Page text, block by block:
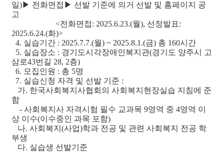
일)▶ 전화면접▶ 선발 기준에 의거 선발 및 홈페이지 공
고
<전화면접: 2025.6.23.(월), 선정발표:
2025.6.24.(화)>
4. 실습기간 : 2025.7.7.(월) ~ 2025.8.1.(금) 총 160시간
5. 실습장소 : 경기도시각장애인복지관(경기도 양주시 고
삼로43번길 28, 2층)
6. 모집인원 : 총 5명
7. 실습신청 자격 및 선발 기준 :
가. 한국사회복지사협회의 사회복지현장실습 지침에 준
함
- 사회복지사 자격시험 필수 교과목 9영역 중 4영역 이
상 이수(이수중인 과목 포함)
나. 사회복지(사업)학과 전공 및 관련 사회복지 전공 학
부생
다. 실습생 선발기준